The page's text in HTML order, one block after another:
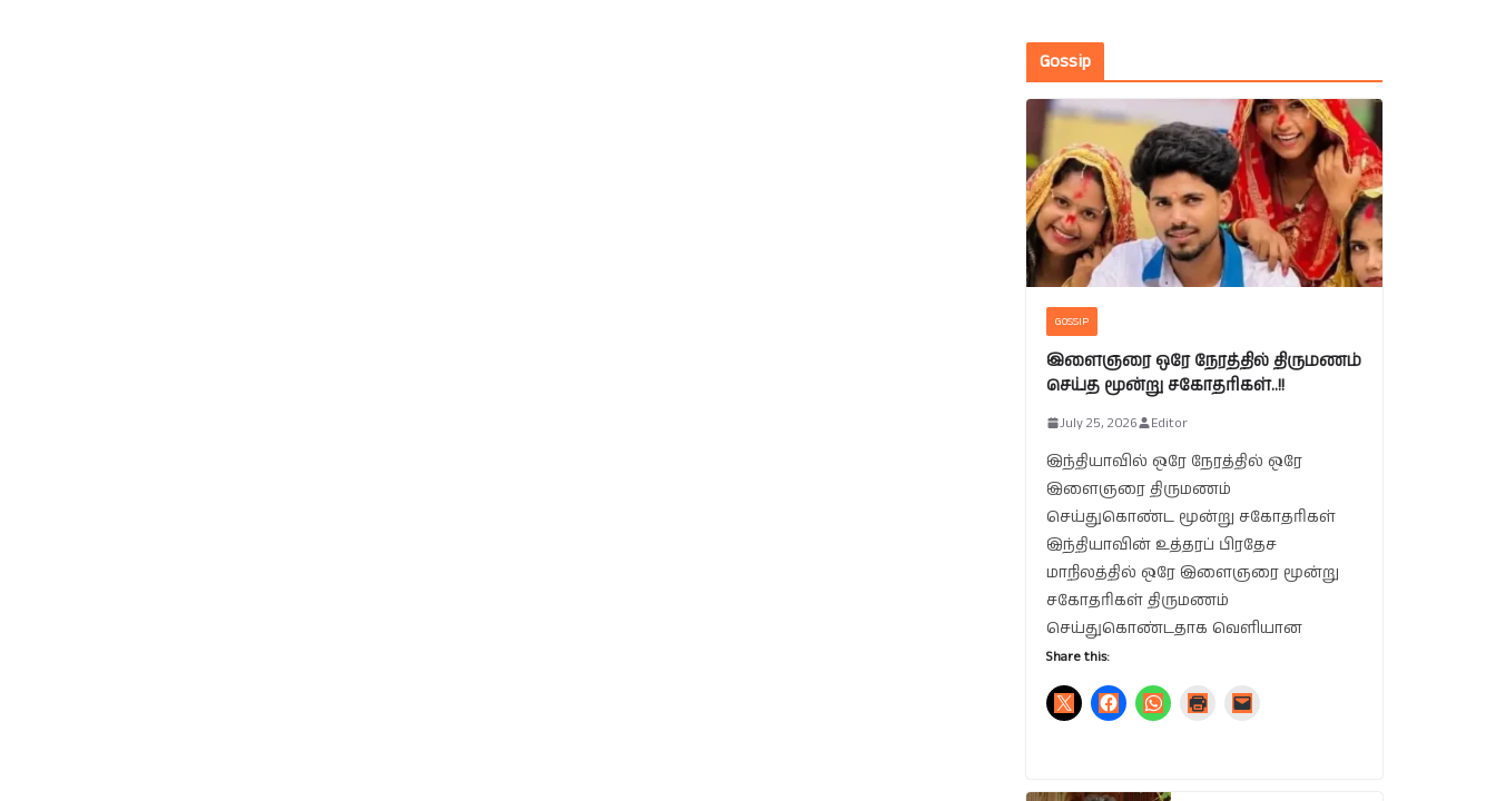
Gossip
GOSSIP
இளைஞரை ஒரே நேரத்தில் திருமணம்
செய்த மூன்று சகோதரிகள்..!!
July 25, 2026 Editor
இந்தியாவில் ஒரே நேரத்தில் ஒரே
இளைஞரை திருமணம்
செய்துகொண்ட மூன்று சகோதரிகள்
இந்தியாவின் உத்தரப் பிரதேச
மாநிலத்தில் ஒரே இளைஞரை மூன்று
சகோதரிகள் திருமணம்
செய்துகொண்டதாக வெளியான
Share this: